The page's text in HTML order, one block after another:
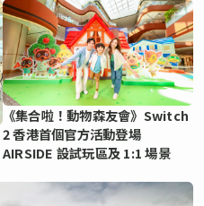
《集合啦！動物森友會》Switch
2 香港首個官方活動登場
AIRSIDE 設試玩區及 1:1 場景